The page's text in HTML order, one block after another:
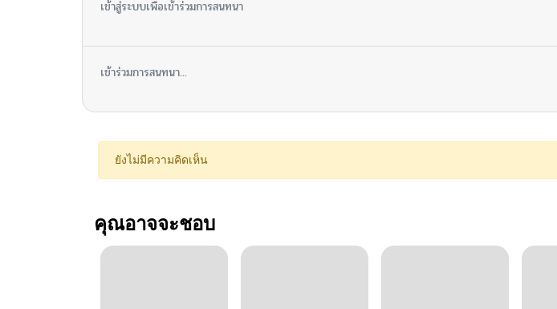
เข้าสู่ระบบเพื่อเข้าร่วมการสนทนา
เข้าร่วมการสนทนา...
ยังไม่มีความคิดเห็น
คุณอาจจะชอบ